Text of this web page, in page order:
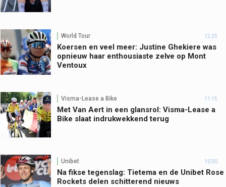
World Tour 12:25
Koersen en veel meer: Justine Ghekiere was
opnieuw haar enthousiaste zelve op Mont
Ventoux
Visma-Lease a Bike 11:15
Met Van Aert in een glansrol: Visma-Lease a
Bike slaat indrukwekkend terug
Unibet 10:30
Na fikse tegenslag: Tietema en de Unibet Rose
Rockets delen schitterend nieuws